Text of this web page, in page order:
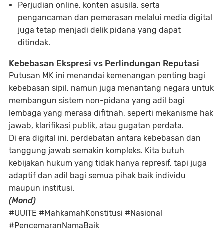
Perjudian online, konten asusila, serta
pengancaman dan pemerasan melalui media digital
juga tetap menjadi delik pidana yang dapat
ditindak.
Kebebasan Ekspresi vs Perlindungan Reputasi
Putusan MK ini menandai kemenangan penting bagi
kebebasan sipil, namun juga menantang negara untuk
membangun sistem non-pidana yang adil bagi
lembaga yang merasa difitnah, seperti mekanisme hak
jawab, klarifikasi publik, atau gugatan perdata.
Di era digital ini, perdebatan antara kebebasan dan
tanggung jawab semakin kompleks. Kita butuh
kebijakan hukum yang tidak hanya represif, tapi juga
adaptif dan adil bagi semua pihak baik individu
maupun institusi.
(Mond)
#UUITE #MahkamahKonstitusi #Nasional
#PencemaranNamaBaik